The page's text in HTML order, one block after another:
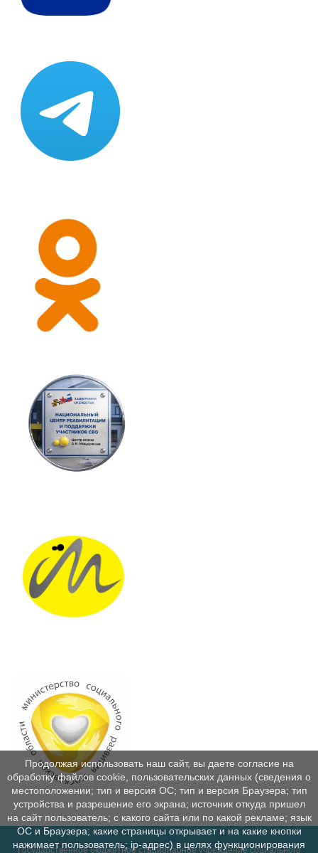
Государственное бюджетное стационарное учреждение социального
Продолжая использовать наш сайт, вы даете согласие на
обработку файлов cookie, пользовательских данных (сведения о
местоположении; тип и версия ОС; тип и версия Браузера; тип
устройства и разрешение его экрана; источник откуда пришел
на сайт пользователь; с какого сайта или по какой рекламе; язык
ОС и Браузера; какие страницы открывает и на какие кнопки
нажимает пользователь; ip-адрес) в целях функционирования